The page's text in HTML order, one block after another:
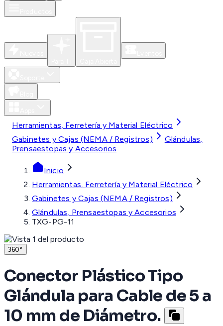
Herramientas, Ferretería y Material Eléctrico
Gabinetes y Cajas (NEMA / Registros)
Glándulas,
Prensaestopas y Accesorios
Inicio
Herramientas, Ferretería y Material Eléctrico
Gabinetes y Cajas (NEMA / Registros)
Glándulas, Prensaestopas y Accesorios
TXG-PG-11
360°
Conector Plástico Tipo
Glándula para Cable de 5 a
10 mm de Diámetro.